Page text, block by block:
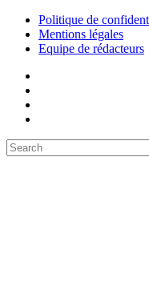
Politique de
Mentions légales
Equipe de rédacteurs